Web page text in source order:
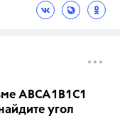
АВСA1В1С1
угол